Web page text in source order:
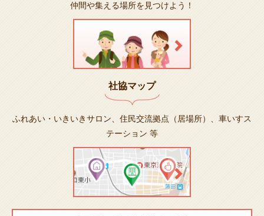
仲間や集える場所を見つけよう！
社協マップ
ふれあい・いきいきサロン、住民交流拠点（居場所）、車いすス
テーション 等